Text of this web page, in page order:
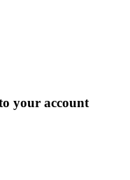
your account